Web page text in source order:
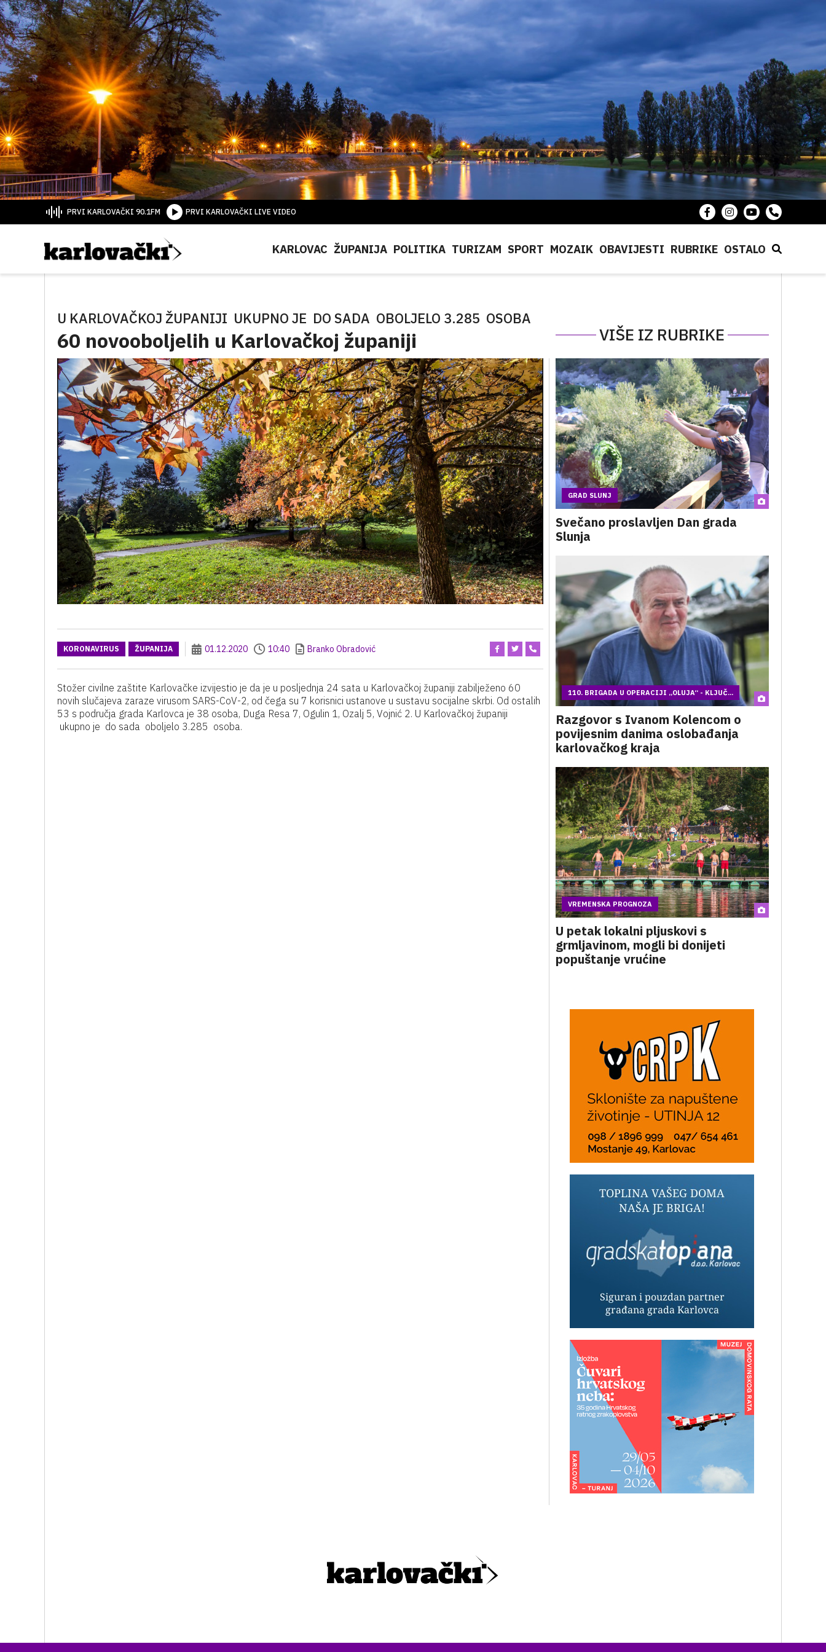
PRVI KARLOVAČKI 90.1FM PRVI KARLOVAČKI LIVE VIDEO
KARLOVAC ŽUPANIJA POLITIKA TURIZAM SPORT MOZAIK OBAVIJESTI RUBRIKE OSTALO
U KARLOVAČKOJ ŽUPANIJI UKUPNO JE DO SADA OBOLJELO 3.285 OSOBA
60 novooboljelih u Karlovačkoj županiji VIŠE IZ RUBRIKE
KORONAVIRUS ŽUPANIJA 01.12.2020 10:40 Branko Obradović
Stožer civilne zaštite Karlovačke izvijestio je da je u posljednja 24 sata u Karlovačkoj županiji zabilježeno 60
novih slučajeva zaraze virusom SARS-CoV-2, od čega su 7 korisnici ustanove u sustavu socijalne skrbi. Od ostalih
53 s područja grada Karlovca je 38 osoba, Duga Resa 7, Ogulin 1, Ozalj 5, Vojnić 2. U Karlovačkoj županiji
ukupno je do sada oboljelo 3.285 osoba.
GRAD SLUNJ
Svečano proslavljen Dan grada
Slunja
110. BRIGADA U OPERACIJI „OLUJA“ - KLJUČ...
Razgovor s Ivanom Kolencom o
povijesnim danima oslobađanja
karlovačkog kraja
VREMENSKA PROGNOZA
U petak lokalni pljuskovi s
grmljavinom, mogli bi donijeti
popuštanje vrućine